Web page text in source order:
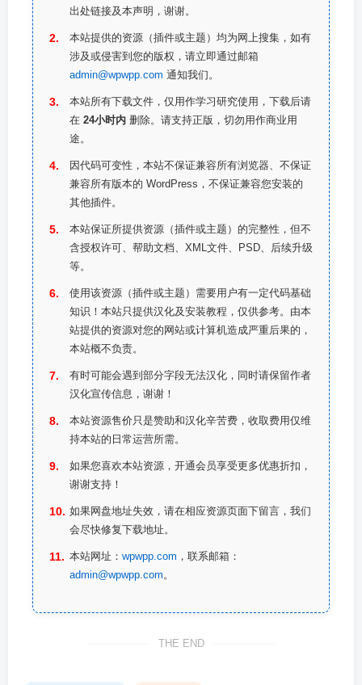
出处链接及本声明，谢谢。
本站提供的资源（插件或主题）均为网上搜集，如有
涉及或侵害到您的版权，请立即通过邮箱
admin@wpwpp.com 通知我们。
本站所有下载文件，仅用作学习研究使用，下载后请
在 24小时内 删除。请支持正版，切勿用作商业用
途。
因代码可变性，本站不保证兼容所有浏览器、不保证
兼容所有版本的 WordPress，不保证兼容您安装的
其他插件。
本站保证所提供资源（插件或主题）的完整性，但不
含授权许可、帮助文档、XML文件、PSD、后续升级
等。
使用该资源（插件或主题）需要用户有一定代码基础
知识！本站只提供汉化及安装教程，仅供参考。由本
站提供的资源对您的网站或计算机造成严重后果的，
本站概不负责。
有时可能会遇到部分字段无法汉化，同时请保留作者
汉化宣传信息，谢谢！
本站资源售价只是赞助和汉化辛苦费，收取费用仅维
持本站的日常运营所需。
如果您喜欢本站资源，开通会员享受更多优惠折扣，
谢谢支持！
如果网盘地址失效，请在相应资源页面下留言，我们
会尽快修复下载地址。
本站网址： wpwpp.com ，联系邮箱：
admin@wpwpp.com。
THE END